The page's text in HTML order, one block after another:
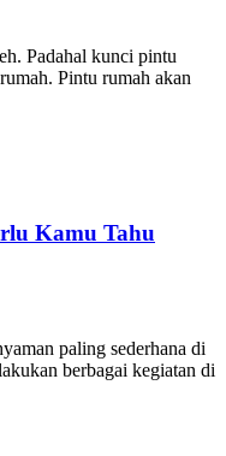
Padahal kunci pintu
Pintu rumah akan
Kamu Tahu
paling sederhana di
berbagai kegiatan di